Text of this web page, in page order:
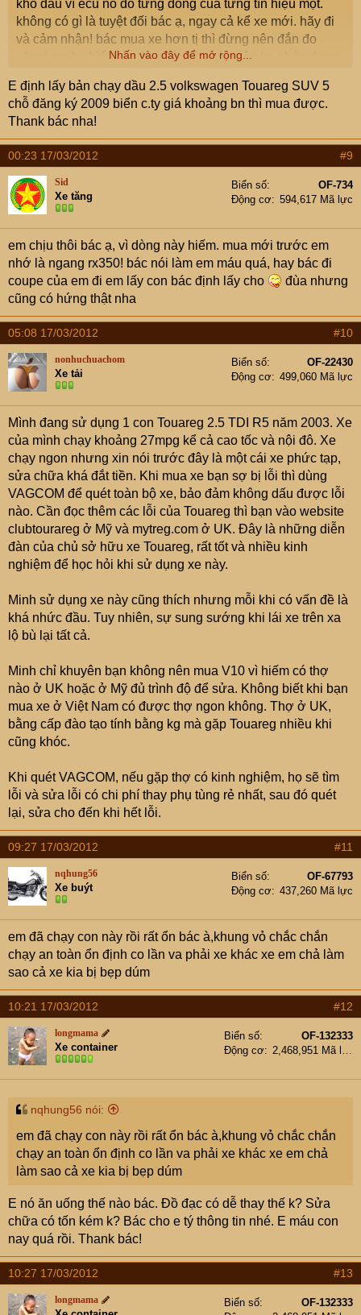
khó dấu vì ecu nó đo từng dòng của từng tín hiệu một.
không có gì là tuyệt đối bác ạ, ngay cả kể xe mới. hãy đi
và cảm nhận! bác mua xe hơn tị thì đừng nên đắn đo
xăng! em ko biết bác định lấy bản nào nên ko phán được
yếu nhưng bù vào là sự vững chãi, an toàn của dòng xe
mama của eu
Nhấn vào đây để mở rộng...
E định lấy bản chạy dầu 2.5 volkswagen Touareg SUV 5
chỗ đăng ký 2009 biển c.ty giá khoảng bn thì mua được.
Thank bác nha!
00:23 17/03/2012 #9
Sid
Xe tăng
Biển số
OF-734
Động cơ
594,617 Mã lực
em chịu thôi bác ạ, vì dòng này hiếm. mua mới trước em
nhớ là ngang rx350! bác nói làm em máu quá, hay bác đi
coupe của em đi em lấy con bác định lấy cho
đùa nhưng
cũng có hứng thật nha
05:08 17/03/2012 #10
nonhuchuachom
Xe tải
Biển số
OF-22430
Động cơ
499,060 Mã lực
Mình đang sử dụng 1 con Touareg 2.5 TDI R5 năm 2003. Xe
của mình chạy khoảng 27mpg kể cả cao tốc và nội đô. Xe
chạy ngon nhưng xin nói trước đây là một cái xe phức tạp,
sửa chữa khá đắt tiền. Khi mua xe bạn sợ bị lỗi thì dùng
VAGCOM để quét toàn bộ xe, bảo đảm không dấu được lỗi
nào. Cần đọc thêm các lỗi của Touareg thì bạn vào website
clubtourareg ở Mỹ và mytreg.com ở UK. Đây là những diễn
đàn của chủ sở hữu xe Touareg, rất tốt và nhiều kinh
nghiệm để học hỏi khi sử dụng xe này.
Minh sử dụng xe này cũng thích nhưng mỗi khi có vấn đề là
khá nhức đầu. Tuy nhiên, sự sung sướng khi lái xe trên xa
lộ bù lại tất cả.
Minh chỉ khuyên bạn không nên mua V10 vì hiếm có thợ
nào ở UK hoặc ở Mỹ đủ trình độ để sửa. Không biết khi bạn
mua xe ở Việt Nam có được thợ ngon không. Thợ ở UK,
bằng cấp đào tạo tính bằng kg mà gặp Touareg nhiều khi
cũng khóc.
Khi quét VAGCOM, nếu gặp thợ có kinh nghiệm, họ sẽ tìm
lỗi và sửa lỗi có chi phí thay phụ tùng rẻ nhất, sau đó quét
lại, sửa cho đến khi hết lỗi.
09:27 17/03/2012 #11
nqhung56
Xe buýt
Biển số
OF-67793
Động cơ
437,260 Mã lực
em đã chạy con này rồi rất ổn bác à,khung vỏ chắc chắn
chạy an toàn ổn định co lần va phải xe khác xe em chả làm
sao cả xe kia bị bẹp dúm
10:21 17/03/2012 #12
longmama
Xe container
Biển số
OF-132333
Động cơ
2,468,951 Mã lực
nqhung56 nói:
em đã chạy con này rồi rất ổn bác à,khung vỏ chắc chắn
chạy an toàn ổn định co lần va phải xe khác xe em chả
làm sao cả xe kia bị bẹp dúm
E nó ăn uống thế nào bác. Đồ đạc có dễ thay thế k? Sửa
chữa có tốn kém k? Bác cho e tý thông tin nhé. E máu con
nay quá rồi. Thank bác!
10:27 17/03/2012 #13
longmama Biển số
OF-132333